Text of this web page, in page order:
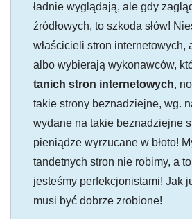
ładnie wyglądają, ale gdy
źródłowych, to szkoda słów!
właścicieli stron internetowych,
albo wybierają wykonawców,
tanich stron internetowych,
takie strony beznadziejne, wg.
wydane na takie beznadziejne
pieniądze wyrzucane w błoto!
tandetnych stron nie robimy, a
jesteśmy perfekcjonistami! Jak
musi być dobrze zrobione!